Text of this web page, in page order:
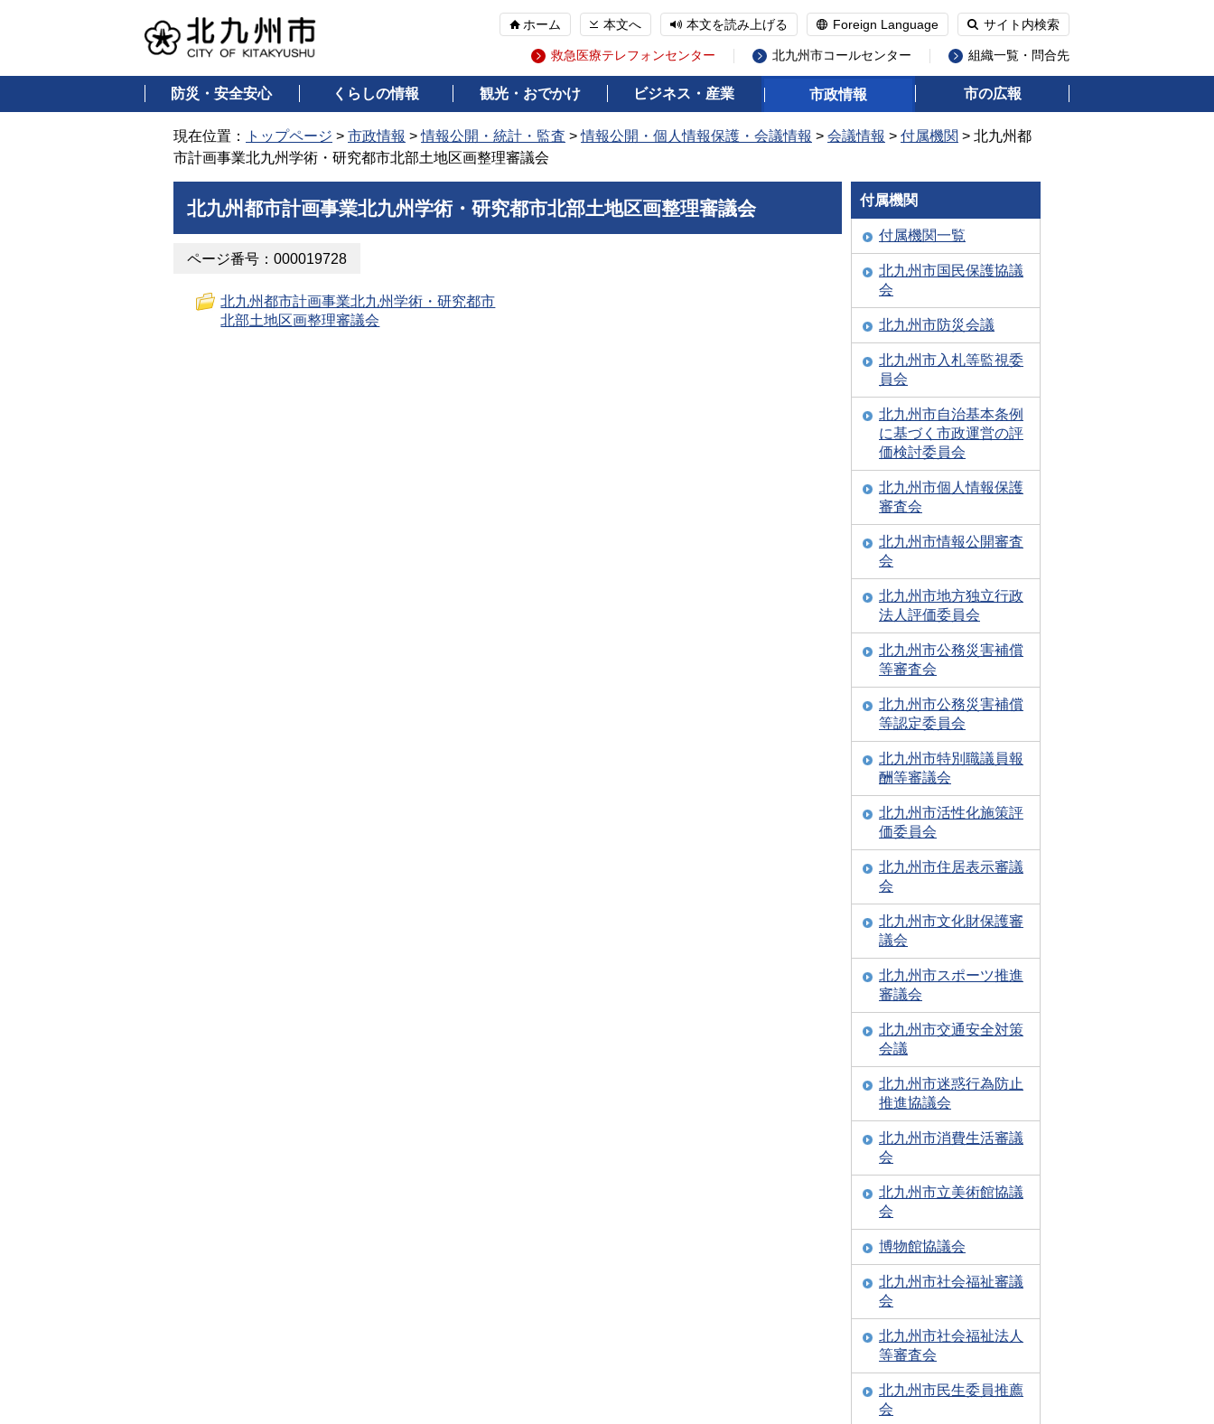
ホーム 本文へ 本文を読み上げる Foreign Language サイト内検索
救急医療テレフォンセンター 北九州市コールセンター 組織一覧・問合先
防災・安全安心 くらしの情報 観光・おでかけ ビジネス・産業 市政情報 市の広報
現在位置： トップページ > 市政情報 >情報公開・統計・監査 >情報公開・個人情報保護・会議情報 > 会議情報 > 付属機関 > 北九州都
市計画事業北九州学術・研究都市北部土地区画整理審議会
北九州都市計画事業北九州学術・研究都市北部土地区画整理審議会
ページ番号：000019728
北九州都市計画事業北九州学術・研究都市
北部土地区画整理審議会
付属機関
付属機関一覧
北九州市国民保護協議
会
北九州市防災会議
北九州市入札等監視委
員会
北九州市自治基本条例
に基づく市政運営の評
価検討委員会
北九州市個人情報保護
審査会
北九州市情報公開審査
会
北九州市地方独立行政
法人評価委員会
北九州市公務災害補償
等審査会
北九州市公務災害補償
等認定委員会
北九州市特別職議員報
酬等審議会
北九州市活性化施策評
価委員会
北九州市住居表示審議
会
北九州市文化財保護審
議会
北九州市スポーツ推進
審議会
北九州市交通安全対策
会議
北九州市迷惑行為防止
推進協議会
北九州市消費生活審議
会
北九州市立美術館協議
会
博物館協議会
北九州市社会福祉審議
会
北九州市社会福祉法人
等審査会
北九州市民生委員推薦
会